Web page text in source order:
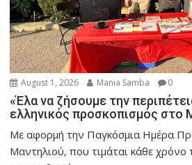
August 1, 2026 Mania Samba 0
«Έλα να ζήσουμε την
ελληνικός προσκοπισμός στο
Με αφορμή την Παγκόσμια Ημέρα
Μαντηλιού, που τιμάται κάθε χρόνο